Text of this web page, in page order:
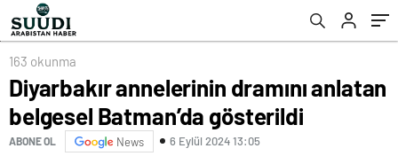
163 okunma
Diyarbakır annelerinin dramını anlatan
belgesel Batman’da gösterildi
ABONE OL News 6 Eylül 2024 13:05